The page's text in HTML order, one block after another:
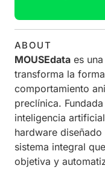
ABOUT
MOUSEdata es
transforma la
comportamiento
preclínica.
inteligencia
hardware
sistema integral
objetiva y